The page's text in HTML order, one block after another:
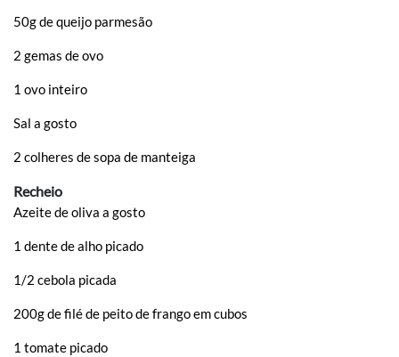
50g de queijo parmesão
2 gemas de ovo
1 ovo inteiro
Sal a gosto
2 colheres de sopa de manteiga
Recheio
Azeite de oliva a gosto
1 dente de alho picado
1/2 cebola picada
200g de filé de peito de frango em cubos
1 tomate picado